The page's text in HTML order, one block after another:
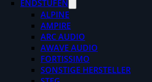
ENDSTUFEN
ALPINE
AMPIRE
ARC AUDIO
AWAVE AUDIO
FORTISSIMO
SONSTIGE HERSTELLER